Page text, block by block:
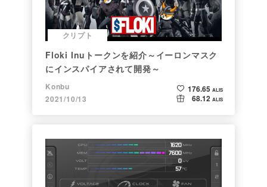
クリプト
Floki Inuトークンを紹介～イーロンマスク
にインスパイアされて開発～
Konbu
2021/10/13
176.65 ALIS
68.12 ALIS